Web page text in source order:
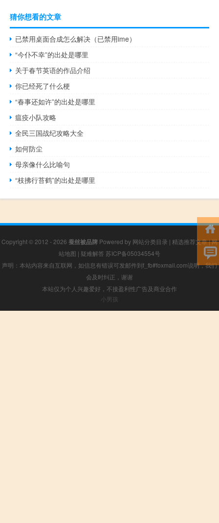
猜你想看的文章
已禁用桌面合成怎么解决（已禁用ime）
“今仆不幸”的出处是哪里
关于春节英语的作品介绍
你已经死了什么梗
“春事还如许”的出处是哪里
瘟疫小队攻略
全民三国战纪攻略大全
如何防尘
母亲像什么比喻句
“枝拂行苔鹤”的出处是哪里
Copyright © 2012 - 2026 蚕丝被品牌 Powered by 网站分类目录 | 精选推荐文章|网
站地图 | 疑难解答 苏ICP备05034554号
声明：本站内容来自互联网，如信息有错误可发邮件到f_fb#foxmail.com说明，我们
会及时纠正，谢谢
本站仅为个人兴趣爱好，不接盈利性广告及商业合作
小男孩